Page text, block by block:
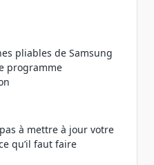
pliables de Samsung
programme
à mettre à jour votre
qu’il faut faire